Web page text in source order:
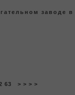
заводе в
63 > > > >